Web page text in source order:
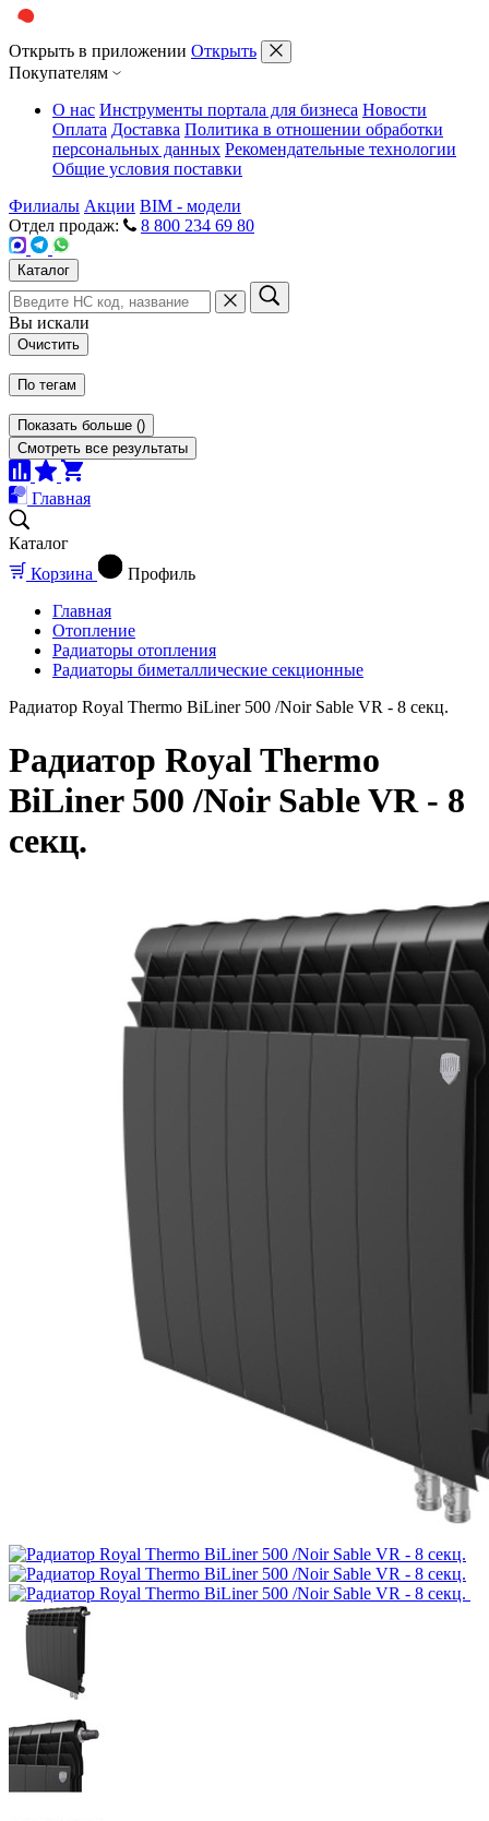
Открыть в приложении Открыть
Покупателям
О нас Инструменты портала для бизнеса Новости
Оплата Доставка Политика в отношении обработки
персональных данных Рекомендательные технологии
Общие условия поставки
Филиалы Акции BIM - модели
Отдел продаж:
8 800 234 69 80
Каталог
Вы искали
Очистить
По тегам
Показать больше ()
Смотреть все результаты
Главная
Каталог
Корзина
Профиль
Главная
Отопление
Радиаторы отопления
Радиаторы биметаллические секционные
Радиатор Royal Thermo BiLiner 500 /Noir Sable VR - 8 секц.
Радиатор Royal Thermo
BiLiner 500 /Noir Sable VR - 8
секц.